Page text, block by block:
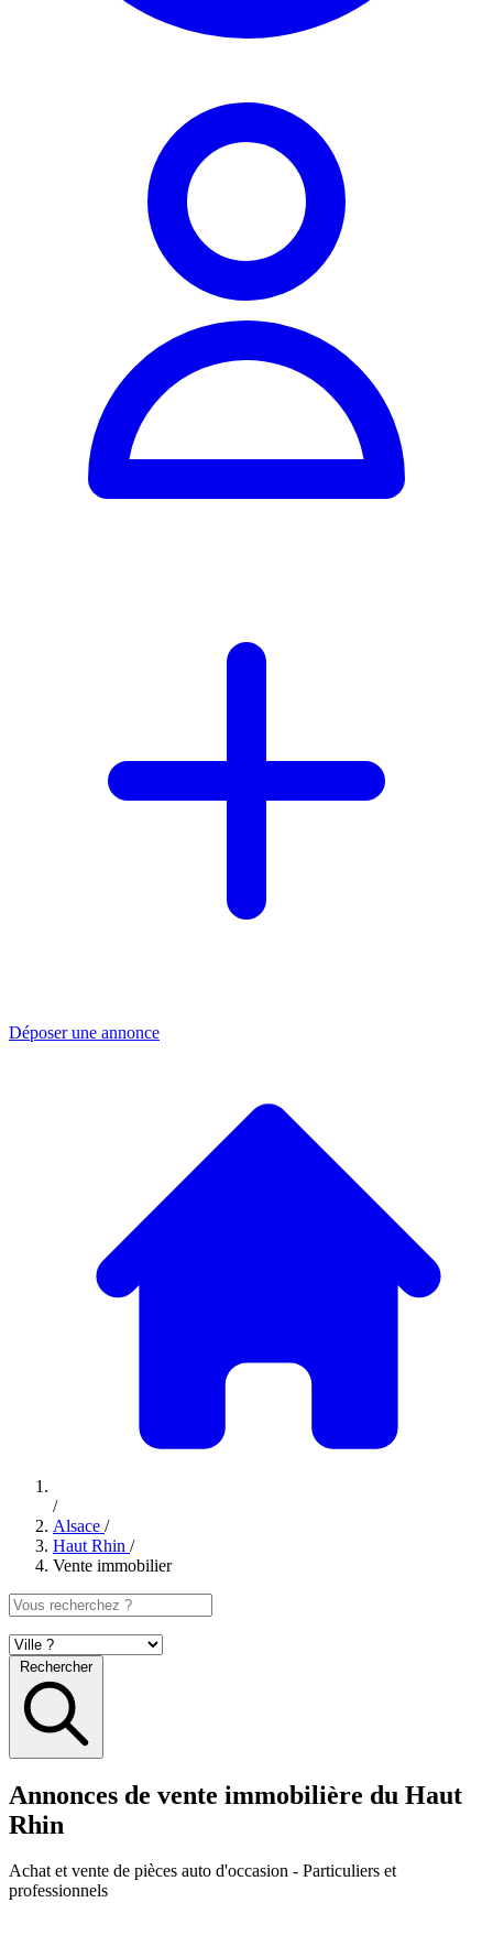
Déposer une annonce
/
Alsace /
Haut Rhin /
Vente immobilier
Rechercher
Annonces de vente immobilière du Haut
Rhin
Achat et vente de pièces auto d'occasion - Particuliers et
professionnels